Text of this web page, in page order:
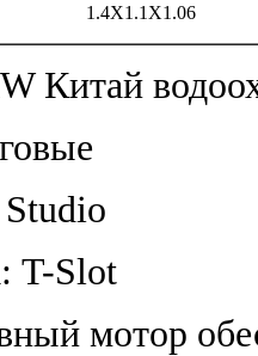
1.4X1.1X1.06
Китай
T-Slot
мотор